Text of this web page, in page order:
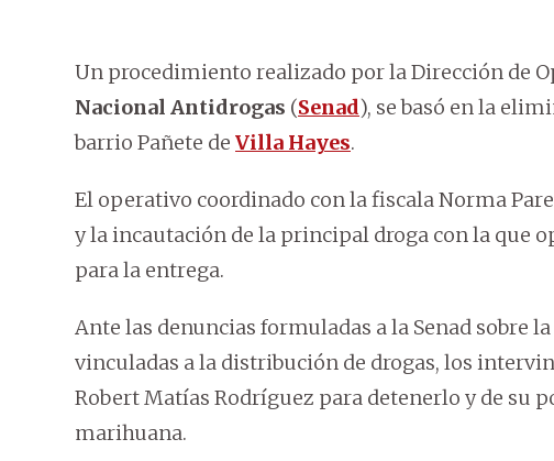
Un procedimiento realizado por la Dirección de
Nacional Antidrogas (Senad), se basó en la
barrio Pañete de Villa Hayes.
El operativo coordinado con la fiscala Norma
y la incautación de la principal droga con la que
para la entrega.
Ante las denuncias formuladas a la Senad sobre
vinculadas a la distribución de drogas, los
Robert Matías Rodríguez para detenerlo y de su
marihuana.